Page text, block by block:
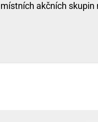
místních akčních skupin